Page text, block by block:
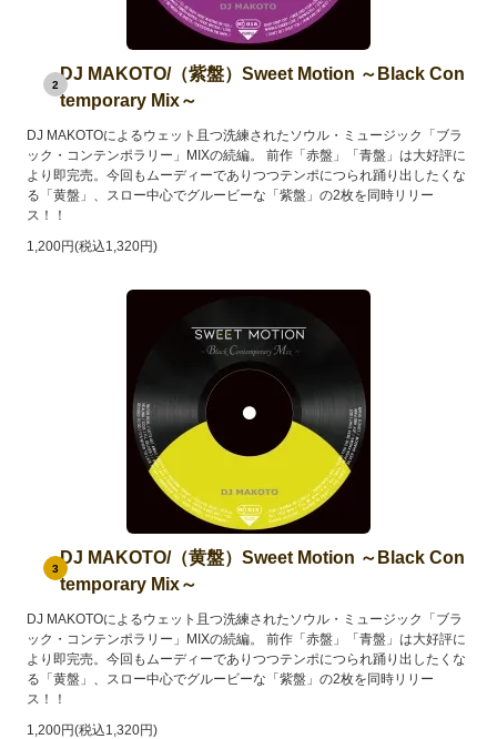
2
DJ MAKOTO/（紫盤）Sweet Motion ～Black Con
temporary Mix～
DJ MAKOTOによるウェット且つ洗練されたソウル・ミュージック「ブラ
ック・コンテンポラリー」MIXの続編。 前作「赤盤」「青盤」は大好評に
より即完売。今回もムーディーでありつつテンポにつられ踊り出したくな
る「黄盤」、スロー中心でグルービーな「紫盤」の2枚を同時リリー
ス！！
1,200円(税込1,320円)
3
DJ MAKOTO/（黄盤）Sweet Motion ～Black Con
temporary Mix～
DJ MAKOTOによるウェット且つ洗練されたソウル・ミュージック「ブラ
ック・コンテンポラリー」MIXの続編。 前作「赤盤」「青盤」は大好評に
より即完売。今回もムーディーでありつつテンポにつられ踊り出したくな
る「黄盤」、スロー中心でグルービーな「紫盤」の2枚を同時リリー
ス！！
1,200円(税込1,320円)